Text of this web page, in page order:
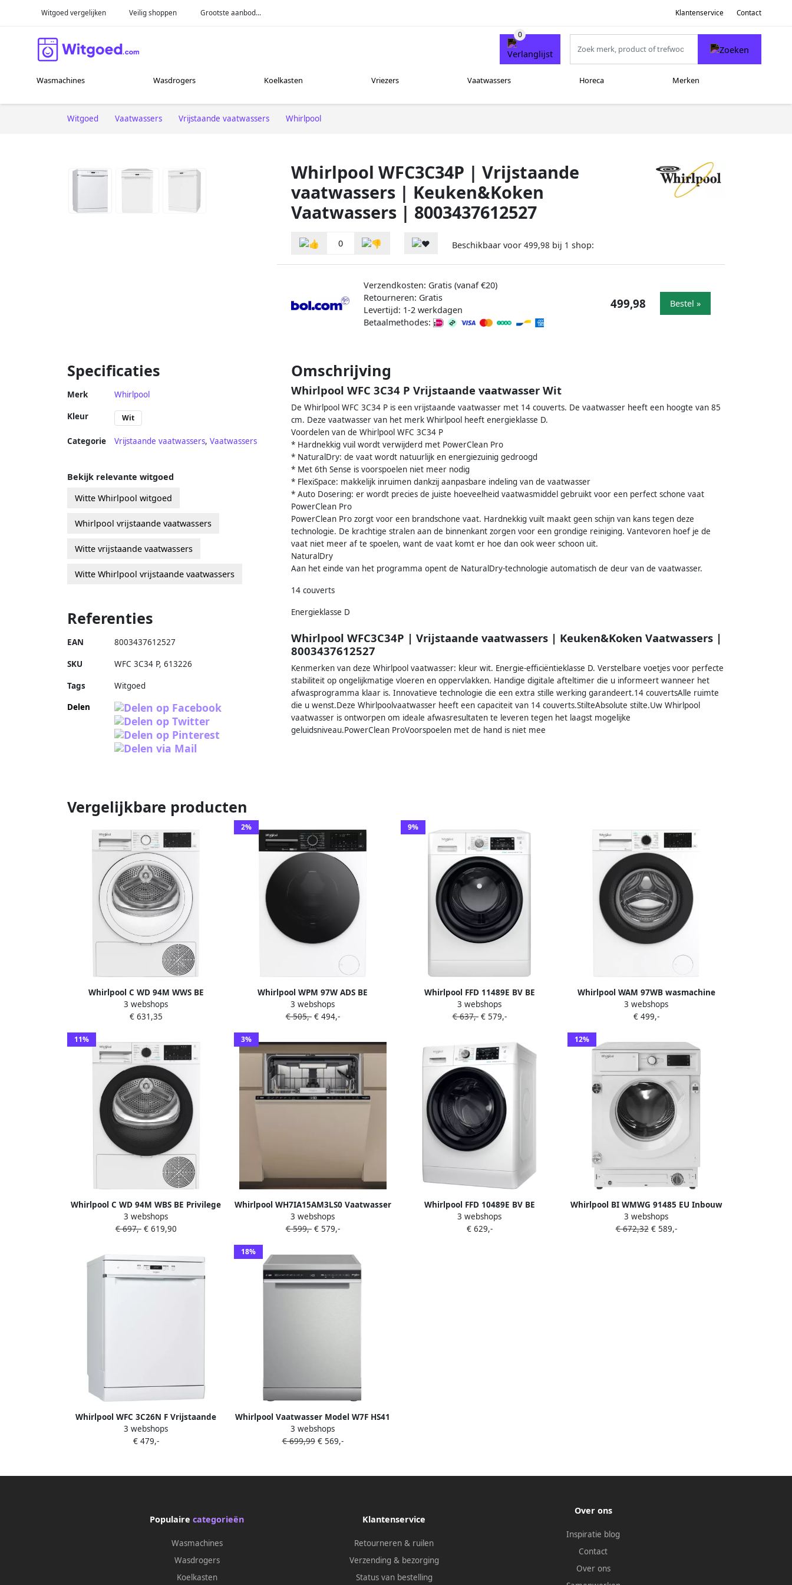
Witgoed vergelijken Veilig shoppen Grootste aanbod... Klantenservice Contact
Wasmachines Wasdrogers Koelkasten Vriezers Vaatwassers Horeca Merken
Witgoed Vaatwassers Vrijstaande vaatwassers Whirlpool
Whirlpool WFC3C34P | Vrijstaande
vaatwassers | Keuken&Koken
Vaatwassers | 8003437612527
0 Beschikbaar voor 499,98 bij 1 shop:
Verzendkosten: Gratis (vanaf €20)
Retourneren: Gratis
Levertijd: 1-2 werkdagen
Betaalmethodes:
499,98 Bestel »
Specificaties
Merk Whirlpool
Kleur Wit
Categorie Vrijstaande vaatwassers, Vaatwassers
Omschrijving
Whirlpool WFC 3C34 P Vrijstaande vaatwasser Wit
De Whirlpool WFC 3C34 P is een vrijstaande vaatwasser met 14 couverts. De vaatwasser heeft een hoogte van 85
cm. Deze vaatwasser van het merk Whirlpool heeft energieklasse D.
Voordelen van de Whirlpool WFC 3C34 P
* Hardnekkig vuil wordt verwijderd met PowerClean Pro
* NaturalDry: de vaat wordt natuurlijk en energiezuinig gedroogd
* Met 6th Sense is voorspoelen niet meer nodig
* FlexiSpace: makkelijk inruimen dankzij aanpasbare indeling van de vaatwasser
* Auto Dosering: er wordt precies de juiste hoeveelheid vaatwasmiddel gebruikt voor een perfect schone vaat
PowerClean Pro
PowerClean Pro zorgt voor een brandschone vaat. Hardnekkig vuilt maakt geen schijn van kans tegen deze
technologie. De krachtige stralen aan de binnenkant zorgen voor een grondige reiniging. Vantevoren hoef je de
vaat niet meer af te spoelen, want de vaat komt er hoe dan ook weer schoon uit.
NaturalDry
Aan het einde van het programma opent de NaturalDry-technologie automatisch de deur van de vaatwasser.
14 couverts
Energieklasse D
Whirlpool WFC3C34P | Vrijstaande vaatwassers | Keuken&Koken Vaatwassers |
8003437612527
Kenmerken van deze Whirlpool vaatwasser: kleur wit. Energie-efficiëntieklasse D. Verstelbare voetjes voor perfecte
stabiliteit op ongelijkmatige vloeren en oppervlakken. Handige digitale afteltimer die u informeert wanneer het
afwasprogramma klaar is. Innovatieve technologie die een extra stille werking garandeert.14 couvertsAlle ruimte
die u wenst.Deze Whirlpoolvaatwasser heeft een capaciteit van 14 couverts.StilteAbsolute stilte.Uw Whirlpool
vaatwasser is ontworpen om ideale afwasresultaten te leveren tegen het laagst mogelijke
geluidsniveau.PowerClean ProVoorspoelen met de hand is niet mee
Bekijk relevante witgoed
Witte Whirlpool witgoed
Whirlpool vrijstaande vaatwassers
Witte vrijstaande vaatwassers
Witte Whirlpool vrijstaande vaatwassers
Referenties
EAN 8003437612527
SKU WFC 3C34 P, 613226
Tags
Witgoed
Delen
Vergelijkbare producten
Whirlpool C WD 94M WWS BE
Wasdroger AdaptiveDry 9kg
warmtepompdroger
3 webshops
€ 631,35
2%
Whirlpool WPM 97W ADS BE
wasmachine Voorbelading 9 kg 1351
RPM Wit
3 webshops
€ 505,-€ 494,-
9%
Whirlpool FFD 11489E BV BE
wasmachine Voorbelading 9 kg 1351
RPM Wit
3 webshops
€ 637,-€ 579,-
Whirlpool WAM 97WB wasmachine
Voorbelading 9 kg 1400 RPM Wit
3 webshops
€ 499,-
11%
Whirlpool C WD 94M WBS BE Privilege
Warmtepompdroger Wit
3 webshops
€ 697,-€ 619,90
3%
Whirlpool WH7IA15AM3LS0 Vaatwasser
Volledig ingebouwd 15 couverts A
3 webshops
€ 599,-€ 579,-
Whirlpool FFD 10489E BV BE
Wasmachine Voorbelading 10 kg 1400
RPM Wit
3 webshops
€ 629,-
12%
Whirlpool BI WMWG 91485 EU Inbouw
wasmachine Voorbelading 9 kg 1400
RPM Wit B label 70 dB
3 webshops
€ 672,32€ 589,-
Whirlpool WFC 3C26N F Vrijstaande
vaatwasser Wit
3 webshops
€ 479,-
18%
Whirlpool Vaatwasser Model W7F HS41
X Vrijstaand 15 couverts RVS
MaxiSpace-kuip
3 webshops
€ 699,99€ 569,-
Populaire categorieën
Wasmachines
Wasdrogers
Koelkasten
Klantenservice
Retourneren & ruilen
Verzending & bezorging
Status van bestelling
Over ons
Inspiratie blog
Contact
Over ons